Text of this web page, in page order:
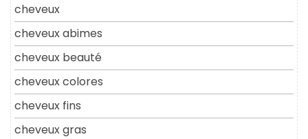
cheveux
cheveux abimes
cheveux beauté
cheveux colores
cheveux fins
cheveux gras